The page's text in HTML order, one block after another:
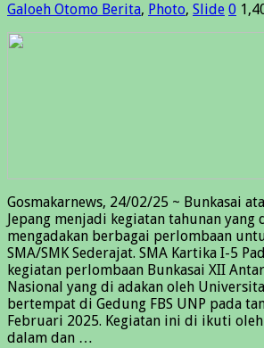
Galoeh Otomo Berita, Photo, Slide 0
Gosmakarnews, 24/02/25 ~ Bunkasai
Jepang menjadi kegiatan tahunan yang
mengadakan berbagai perlombaan
SMA/SMK Sederajat. SMA Kartika I-5
kegiatan perlombaan Bunkasai XII
Nasional yang di adakan oleh
bertempat di Gedung FBS UNP pada
Februari 2025. Kegiatan ini di ikuti oleh
dalam dan …